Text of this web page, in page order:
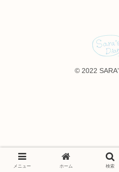
© 2022
メニュー ホーム 検索